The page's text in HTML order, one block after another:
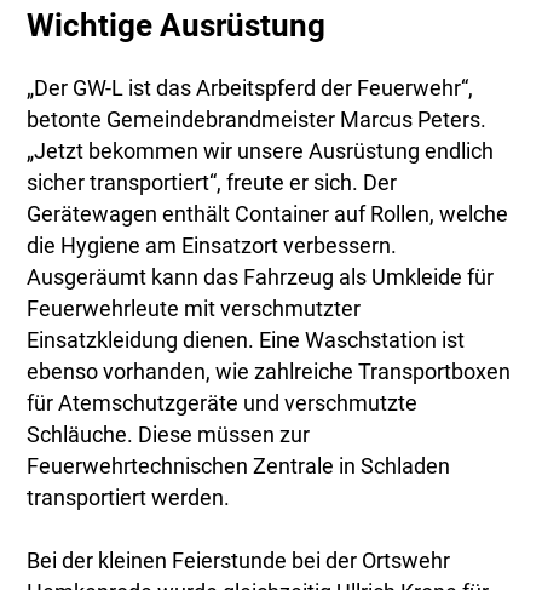
Wichtige Ausrüstung
„Der GW-L ist das Arbeitspferd der Feuerwehr“,
betonte Gemeindebrandmeister Marcus Peters.
„Jetzt bekommen wir unsere Ausrüstung endlich
sicher transportiert“, freute er sich. Der
Gerätewagen enthält Container auf Rollen, welche
die Hygiene am Einsatzort verbessern.
Ausgeräumt kann das Fahrzeug als Umkleide für
Feuerwehrleute mit verschmutzter
Einsatzkleidung dienen. Eine Waschstation ist
ebenso vorhanden, wie zahlreiche Transportboxen
für Atemschutzgeräte und verschmutzte
Schläuche. Diese müssen zur
Feuerwehrtechnischen Zentrale in Schladen
transportiert werden.
Bei der kleinen Feierstunde bei der Ortswehr